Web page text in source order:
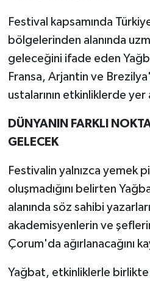
Festival kapsamında
bölgelerinden alanında
geleceğini ifade eden
Fransa, Arjantin ve
ustalarının etkinliklerde yer
DÜNYANIN FARKLI
GELECEK
Festivalin yalnızca yemek
oluşmadığını belirten
alanında söz sahibi
akademisyenlerin ve
Çorum'da ağırlanacağını
Yağbat, etkinliklerle